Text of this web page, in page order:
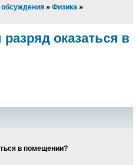
обсуждения » Физика »
оказаться в
в помещении?